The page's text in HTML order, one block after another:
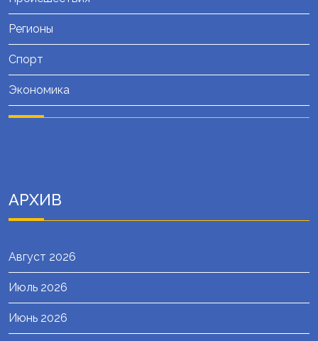
Регионы
Спорт
Экономика
АРХИВ
Август 2026
Июль 2026
Июнь 2026